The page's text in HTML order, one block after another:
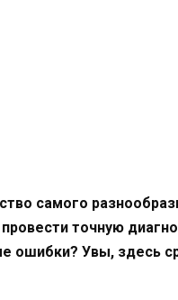
самого
точную
ошибки? Увы, здесь